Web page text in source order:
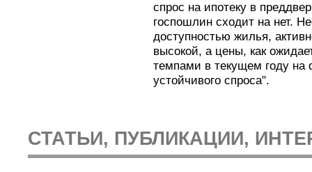
спрос на ипотеку в
госпошлин сходит на нет.
доступностью жилья,
высокой, а цены, как
темпами в текущем году на
устойчивого спроса".
СТАТЬИ, ПУБЛИКАЦИИ,